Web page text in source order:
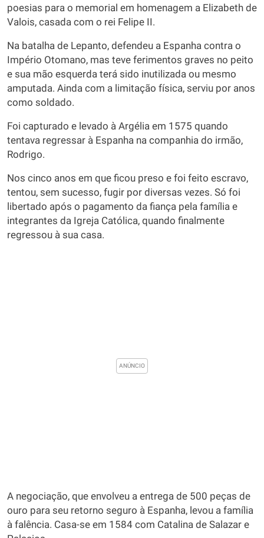
poesias para o memorial em homenagem a Elizabeth de
Valois, casada com o rei Felipe II.
Na batalha de Lepanto, defendeu a Espanha contra o
Império Otomano, mas teve ferimentos graves no peito
e sua mão esquerda terá sido inutilizada ou mesmo
amputada. Ainda com a limitação física, serviu por anos
como soldado.
Foi capturado e levado à Argélia em 1575 quando
tentava regressar à Espanha na companhia do irmão,
Rodrigo.
Nos cinco anos em que ficou preso e foi feito escravo,
tentou, sem sucesso, fugir por diversas vezes. Só foi
libertado após o pagamento da fiança pela família e
integrantes da Igreja Católica, quando finalmente
regressou à sua casa.
A negociação, que envolveu a entrega de 500 peças de
ouro para seu retorno seguro à Espanha, levou a família
à falência. Casa-se em 1584 com Catalina de Salazar e